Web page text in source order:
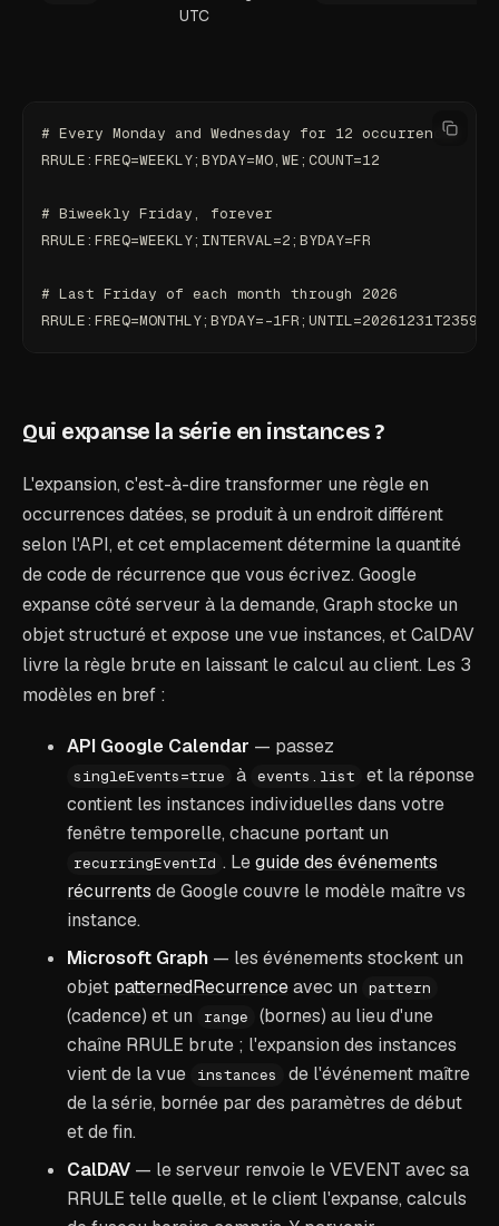
UTC
# Every Monday and Wednesday for 12 occurrences
RRULE:FREQ=WEEKLY;BYDAY=MO,WE;COUNT=12
# Biweekly Friday, forever
RRULE:FREQ=WEEKLY;INTERVAL=2;BYDAY=FR
# Last Friday of each month through 2026
RRULE:FREQ=MONTHLY;BYDAY=-
Qui expanse la série en instances ?
L'expansion, c'est-à-dire transformer une règle en
occurrences datées, se produit à un endroit différent
selon l'API, et cet emplacement détermine la quantité
de code de récurrence que vous écrivez. Google
expanse côté serveur à la demande, Graph stocke un
objet structuré et expose une vue instances, et CalDAV
livre la règle brute en laissant le calcul au client. Les 3
modèles en bref :
API Google Calendar — passez
singleEvents=true à events.list
et la réponse
contient les instances individuelles dans votre
fenêtre temporelle, chacune portant un
recurringEventId . Leguide des événements
récurrents de Google couvre le modèle maître vs
instance.
Microsoft Graph — les événements stockent un
objet patternedRecurrenceavec un pattern
(cadence) et un range
(bornes) au lieu d'une
chaîne RRULE brute ; l'expansion des instances
vient de la vue
instances
de l'événement maître
de la série, bornée par des paramètres de début
et de fin.
CalDAV — le serveur renvoie le VEVENT avec sa
RRULE telle quelle, et le client l'expanse, calculs